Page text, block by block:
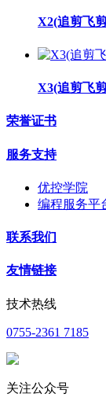
X2(追剪飞
X3(追剪飞
荣誉证书
服务支持
优控学院
编程服务平
联系我们
友情链接
技术热线
0755-2361 7185
关注公众号